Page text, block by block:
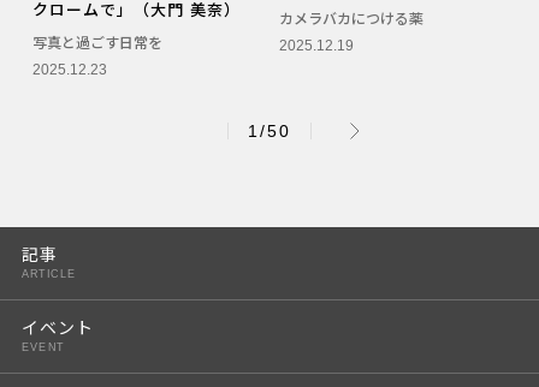
クロームで」（大門 美奈）
写真と過ごす日常を
2025.12.23
カメラバカにつける薬
2025.12.19
1/50
記事
ARTICLE
イベント
EVENT